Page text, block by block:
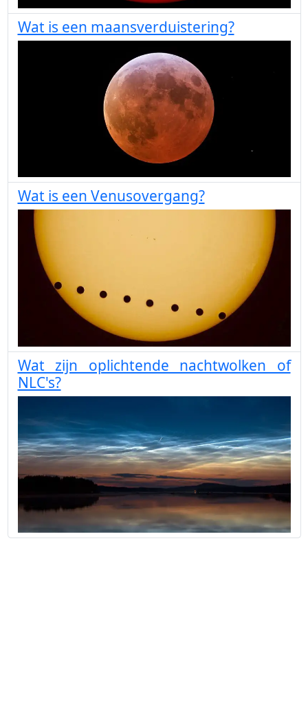
Wat is een maansverduistering?
Wat is een Venusovergang?
Wat zijn oplichtende nachtwolken of
NLC's?